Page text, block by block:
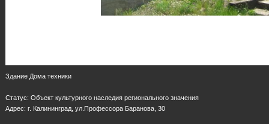
Здание Дома техники
Статус: Объект культурного наследия регионального значения
Адрес: г. Калининград, ул.Профессора Баранова, 30